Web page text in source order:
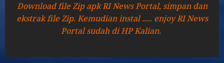
Download file Zip apk RI News Portal, simpan dan
ekstrak file Zip. Kemudian instal ..... enjoy RI News
Portal sudah di HP Kalian.